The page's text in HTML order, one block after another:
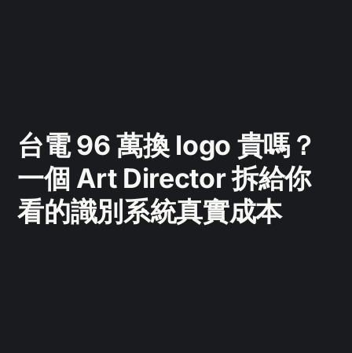
台電 96 萬換 logo 貴嗎？
一個 Art Director 拆給你
看的識別系統真實成本